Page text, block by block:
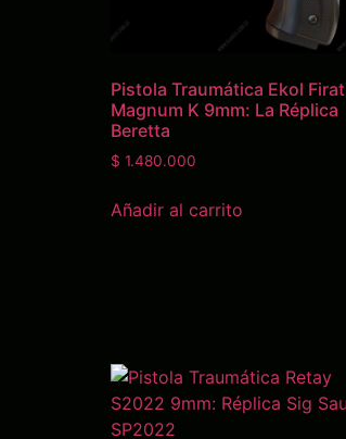
Pistola Traumática Ekol Firat
Magnum K 9mm: La Réplica
Beretta
$ 1.480.000
Añadir al carrito